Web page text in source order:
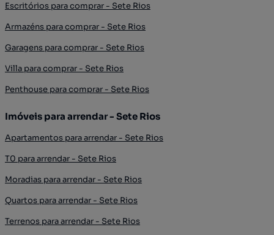
Escritórios para comprar - Sete Rios
Armazéns para comprar - Sete Rios
Garagens para comprar - Sete Rios
Villa para comprar - Sete Rios
Penthouse para comprar - Sete Rios
Imóveis para arrendar - Sete Rios
Apartamentos para arrendar - Sete Rios
T0 para arrendar - Sete Rios
Moradias para arrendar - Sete Rios
Quartos para arrendar - Sete Rios
Terrenos para arrendar - Sete Rios